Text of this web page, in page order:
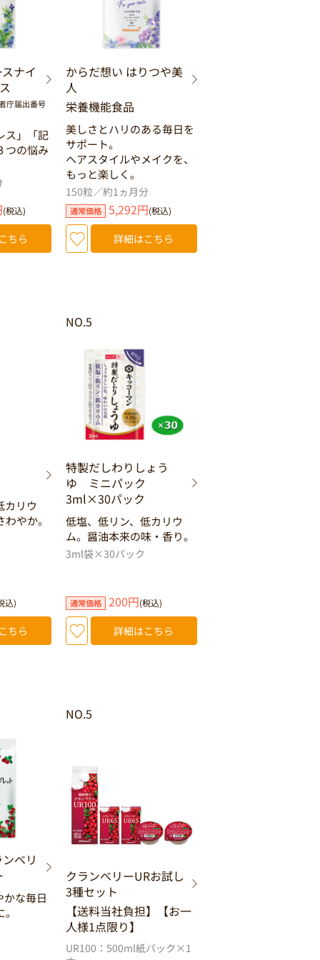
ナイ
庁届出番号
ス」「記
つの悩み
(税込)
ちら
からだ想い はりつや美
人
栄養機能食品
美しさとハリのある毎日を
サポート。
ヘアスタイルやメイクを、
もっと楽しく。
150粒／約1ヵ月分
通常価格 5,292円(税込)
詳細はこちら
カリウ
やか。
込)
ちら
NO.5
特製だしわりしょう
ゆ ミニパック
3ml×30パック
低塩、低リン、低カリウ
ム。醤油本来の味・香り。
3ml袋×30パック
通常価格 200円(税込)
詳細はこちら
ベリ
かな毎日
NO.5
クランベリーURお試し
3種セット
【送料当社負担】【お一
人様1点限り】
UR100：500ml紙パック×1